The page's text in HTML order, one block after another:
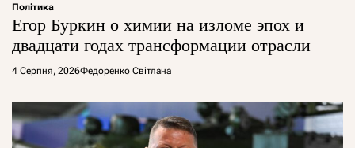
Політика
Егор Буркин о химии на изломе эпох и
двадцати годах трансформации отрасли
4 Серпня, 2026Федоренко Світлана